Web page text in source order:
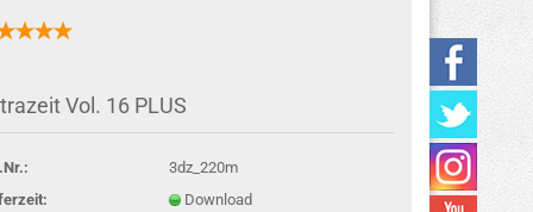
vergessen?Vol. 16 PLUS
3dz_220m
Download